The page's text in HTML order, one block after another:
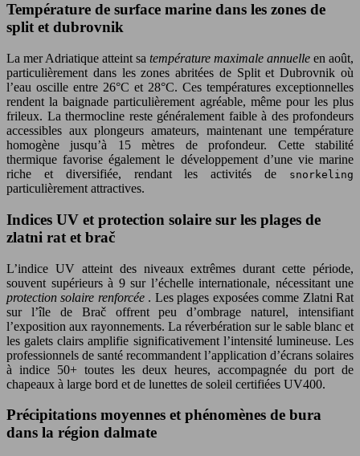
Température de surface marine dans les zones de
split et dubrovnik
La mer Adriatique atteint sa température maximale annuelle en août,
particulièrement dans les zones abritées de Split et Dubrovnik où
l’eau oscille entre 26°C et 28°C. Ces températures exceptionnelles
rendent la baignade particulièrement agréable, même pour les plus
frileux. La thermocline reste généralement faible à des profondeurs
accessibles aux plongeurs amateurs, maintenant une température
homogène jusqu’à 15 mètres de profondeur. Cette stabilité
thermique favorise également le développement d’une vie marine
riche et diversifiée, rendant les activités de
snorkeling
particulièrement attractives.
Indices UV et protection solaire sur les plages de
zlatni rat et brač
L’indice UV atteint des niveaux extrêmes durant cette période,
souvent supérieurs à 9 sur l’échelle internationale, nécessitant une
protection solaire renforcée . Les plages exposées comme Zlatni Rat
sur l’île de Brač offrent peu d’ombrage naturel, intensifiant
l’exposition aux rayonnements. La réverbération sur le sable blanc et
les galets clairs amplifie significativement l’intensité lumineuse. Les
professionnels de santé recommandent l’application d’écrans solaires
à indice 50+ toutes les deux heures, accompagnée du port de
chapeaux à large bord et de lunettes de soleil certifiées UV400.
Précipitations moyennes et phénomènes de bura
dans la région dalmate